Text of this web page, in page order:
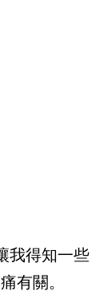
我得知一些
有關。